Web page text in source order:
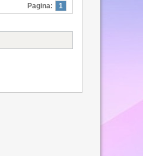
Pagina: 1